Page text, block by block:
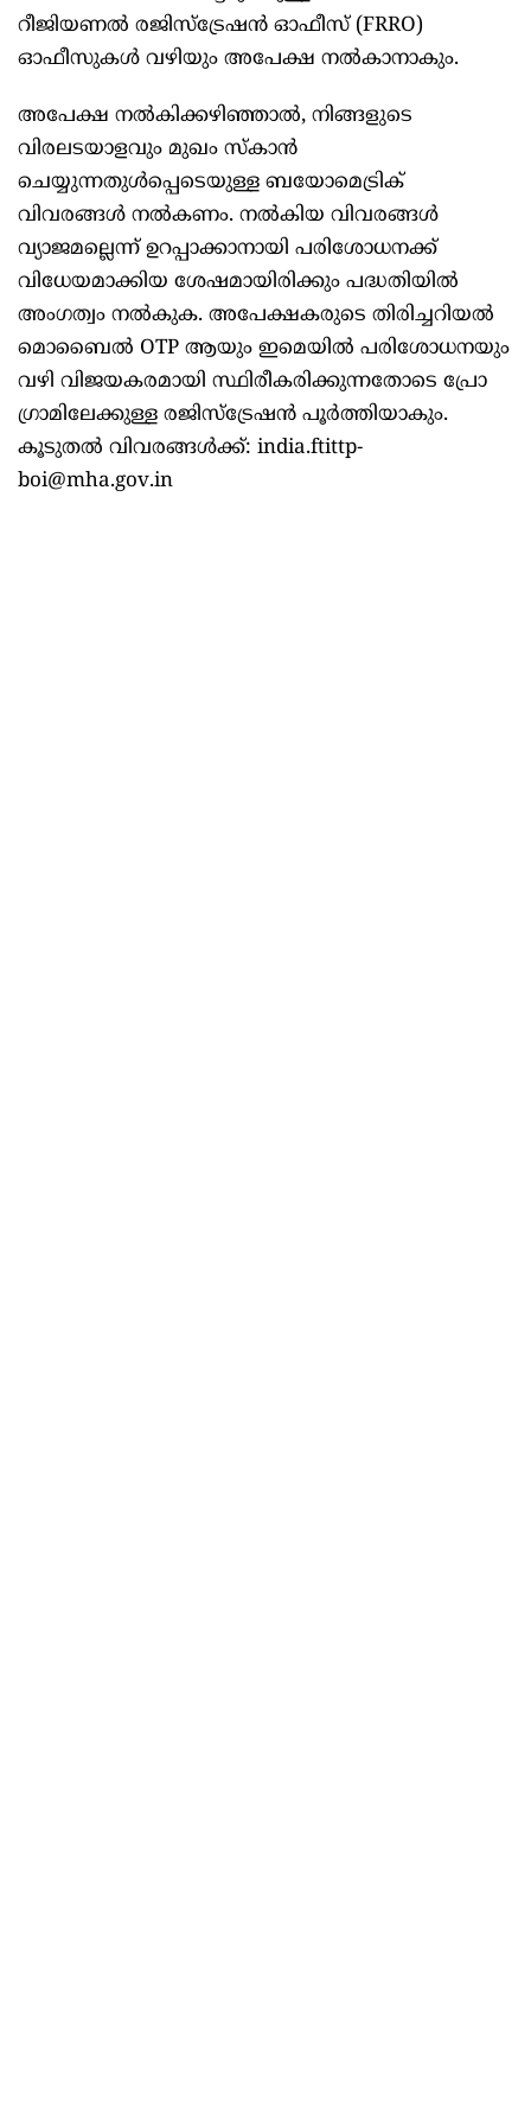
റീജിയണൽ രജിസ്ട്രേഷൻ ഓഫീസ് (FRRO)
ഓഫീസുകൾ വഴിയും അപേക്ഷ നൽകാനാകും.
അപേക്ഷ നൽകിക്കഴിഞ്ഞാൽ, നിങ്ങളുടെ
വിരലടയാളവും മുഖം സ്കാൻ
ചെയ്യുന്നതുൾപ്പെടെയുള്ള ബയോമെട്രിക്
വിവരങ്ങൾ നൽകണം. നൽകിയ വിവരങ്ങൾ
വ്യാജമല്ലെന്ന് ഉറപ്പാക്കാനായി പരിശോധനക്ക്
വിധേയമാക്കിയ ശേഷമായിരിക്കും പദ്ധതിയിൽ
അംഗത്വം നൽകുക. അപേക്ഷകരുടെ തിരിച്ചറിയൽ
മൊബൈൽ OTP ആയും ഇമെയിൽ പരിശോധനയും
വഴി വിജയകരമായി സ്ഥിരീകരിക്കുന്നതോടെ പ്രോ​
ഗ്രാമിലേക്കുള്ള രജിസ്ട്രേഷൻ പൂർത്തിയാകും.
കൂടുതൽ വിവരങ്ങൾക്ക്: india.ftittp-
boi@mha.gov.in